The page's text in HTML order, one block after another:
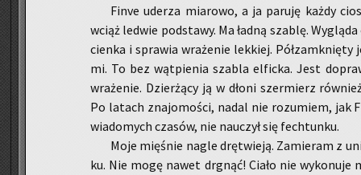
Finve ude­rza mia­ro­wo, a ja pa­ru­ję każdy
wciąż le­d­wie pod­sta­wy. Ma ładną sza­blę.
cien­ka i spra­wia wra­że­nie lek­kiej.
mi. To bez wąt­pie­nia sza­bla el­fic­ka. Jest
wra­że­nie. Dzier­żą­cy ją w dłoni szer­mierz
Po la­tach zna­jo­mo­ści, nadal nie ro­zu­miem, jak
wia­do­mych cza­sów, nie na­uczył się fech­tun­ku.
Moje mię­śnie nagle drę­twie­ją. Za­mie­ram z
ku. Nie mogę nawet drgnąć! Ciało nie